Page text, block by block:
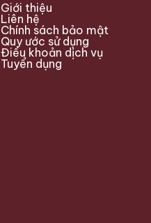
Giới thiệu
Liên hệ
Chính sách bảo mật
Quy ước sử dụng
Điều khoản dịch vụ
Tuyển dụng